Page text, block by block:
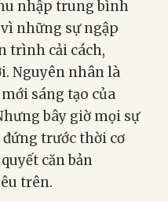
nhập trung bình
những sự ngập
trình cải cách,
Nguyên nhân là
sáng tạo của
bây giờ mọi sự
đứng trước thời cơ
căn bản
trên.